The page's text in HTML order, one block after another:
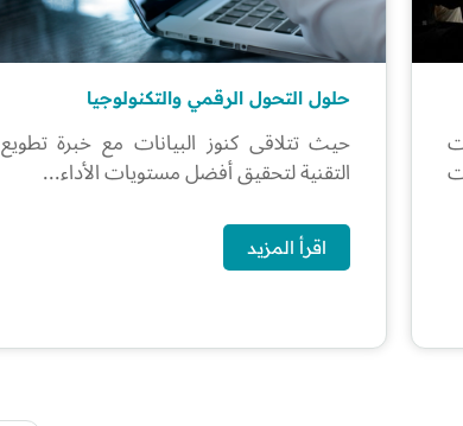
حلول التحول الرقمي والتكنولوجيا
حيث تتلاقى كنوز البيانات مع خبرة تطويع
التقنية لتحقيق أفضل مستويات الأداء...
اقرأ المزيد